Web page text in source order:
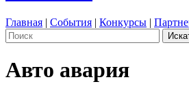
Главная | События | Конкурсы |
Авто авария